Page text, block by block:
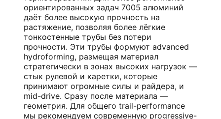
ориентированных задач 7005 алюминий
даёт более высокую прочность на
растяжение, позволяя более лёгкие
тонкостенные трубы без потери
прочности. Эти трубы формуют advanced
hydroforming, размещая материал
стратегически в зонах высоких нагрузок —
стык рулевой и каретки, которые
принимают огромные силы и райдера, и
mid-drive. Сразу после материала —
геометрия. Для общего trail-performance
мы рекомендуем современную progressive-